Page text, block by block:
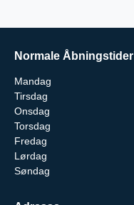
Normale Åbningstider
Mandag
Tirsdag
Onsdag
Torsdag
Fredag
Lørdag
Søndag